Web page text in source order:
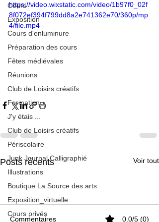
Cours
Exposition
Cours d'enluminure
Préparation des cours
Fêtes médiévales
Réunions
Club de Loisirs créatifs
Formation
J'y étais ...
Club de Loisirs créatifs
Périscolaire
Junk Journal Calligraphié
Illustrations
Boutique La Source des arts
Exposition_virtuelle
Cours privés
https://video.wixstatic.com/video/1b97f0_02f
8f072ef394f799dd8a2e741362e70/360p/mp
4/file.mp4
Posts récents Voir tout
Commentaires 0.0/5 (0)